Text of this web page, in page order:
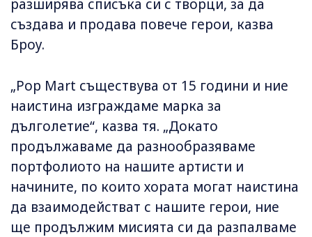
разширява списъка си с творци, за да
създава и продава повече герои, казва
Броу.
„Pop Mart съществува от 15 години и ние
наистина изграждаме марка за
дълголетие“, казва тя. „Докато
продължаваме да разнообразяваме
портфолиото на нашите артисти и
начините, по които хората могат наистина
да взаимодействат с нашите герои, ние
ще продължим мисията си да разпалваме